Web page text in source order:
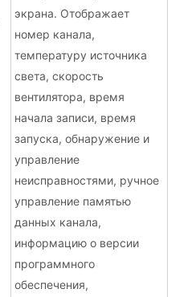
экрана. Отображает
номер канала,
температуру источника
света, скорость
вентилятора, время
начала записи, время
запуска, обнаружение и
управление
неисправностями, ручное
управление памятью
данных канала,
информацию о версии
программного
обеспечения,